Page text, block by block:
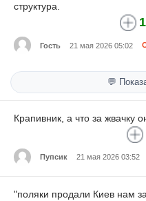
структура.
Гость 21 мая 2026 05:02
💬
Крапивник, а что за жвачку
Пупсик 21 мая 2026 03:52
"поляки продали Киев нам